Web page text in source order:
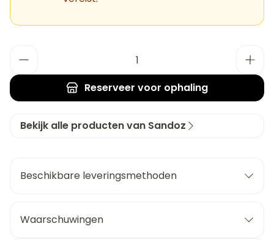
Reserveer voor ophaling
Bekijk alle producten van Sandoz
Beschikbare leveringsmethoden
Waarschuwingen